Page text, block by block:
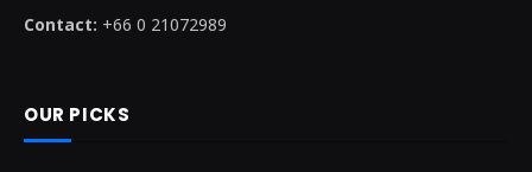
Contact: +66 0 21072989
OUR PICKS